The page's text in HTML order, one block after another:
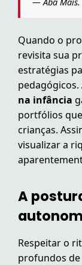
Quando o
revisita sua
estratégias
pedagógicos.
na infância
portfólios
crianças.
visualizar a
A
Respeitar o
profundos